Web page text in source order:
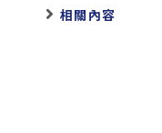
相關內容